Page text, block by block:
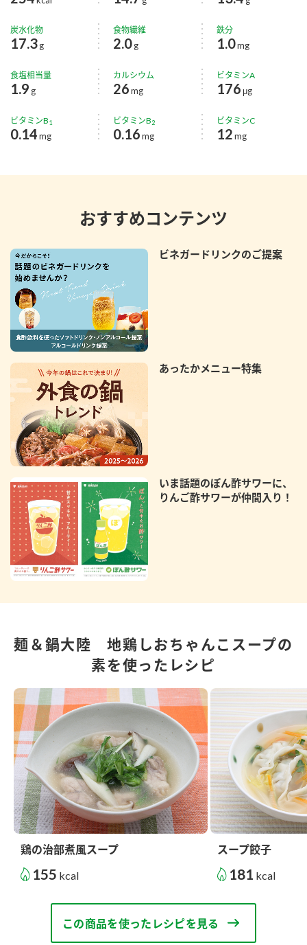
炭水化物
17.3g
食物繊維
2.0g
鉄分
1.0mg
食塩相当量
1.9 g
カルシウム
26 mg
ビタミンA
176μg
ビタミンB1
0.14mg
ビタミンB2
0.16 mg
ビタミンC
12mg
おすすめコンテンツ
ビネガードリンクのご提案
あったかメニュー特集
いま話題のぽん酢サワーに、
りんご酢サワーが仲間入り！
麺＆鍋大陸 地鶏しおちゃんこスープの
素を使ったレシピ
鶏の治部煮風スープ
155 kcal
スープ餃子
181 kcal
この商品を使ったレシピを見る